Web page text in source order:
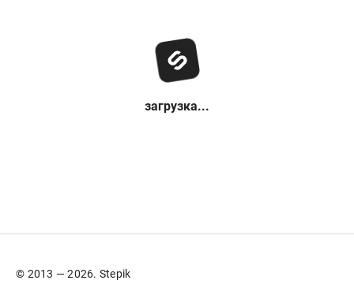
загрузка...
© 2013 — 2026. Stepik